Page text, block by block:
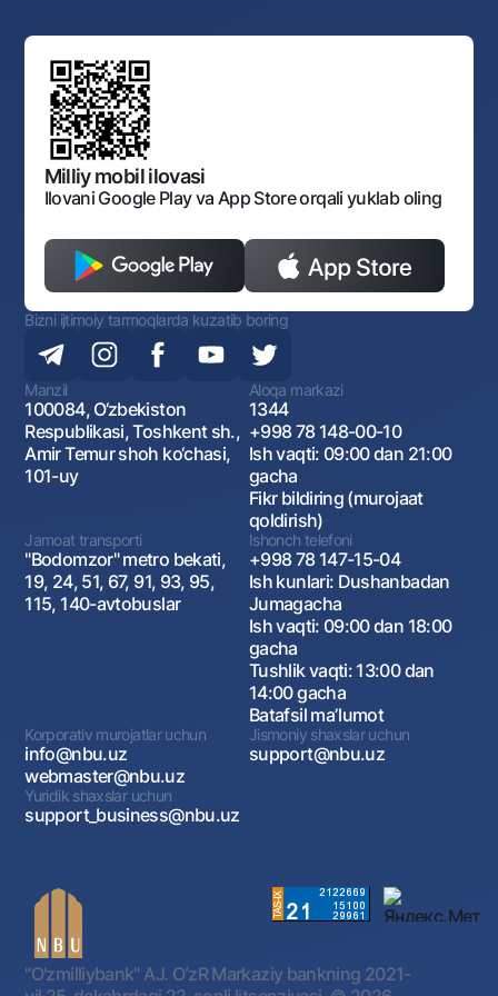
Aksilkorrupsiya
Korporativ uslub
Sayt haritasi
Ofis va bankomatlar
Shaxsiy ma'lumotlarni qayta ishlashga rozilik berish
O‘zbekiston Tasviriy san’at galereyasi
Standart shartnomalar
Normativ-huquqiy hujjatlar loyihalarini muhokama qilish
Normativ huquqiy hujjatlar
O'zbekiston Respublikasi Tashqi Iqtisodiy Faoliyat Milliy
Bankining ish tartibi va rejimi
Ochiq ma'lumotlar
Monopoliyaga qarshi komplaens
Milliy mobil ilovasi
Ilovani Google Play va App Store orqali yuklab oling
Bizni ijtimoiy tarmoqlarda kuzatib boring
Manzil
100084, O‘zbekiston
Respublikasi, Toshkent sh.,
Amir Temur shoh ko‘chasi,
101-uy
Aloqa markazi
1344
+998 78 148-00-10
Ish vaqti: 09:00 dan 21:00
gacha
Fikr bildiring (murojaat
qoldirish)
Jamoat transporti
"Bodomzor" metro bekati,
19, 24, 51, 67, 91, 93, 95,
115, 140-avtobuslar
Ishonch telefoni
+998 78 147-15-04
Ish kunlari: Dushanbadan
Jumagacha
Ish vaqti: 09:00 dan 18:00
gacha
Tushlik vaqti: 13:00 dan
14:00 gacha
Batafsil maʼlumot
Korporativ murojatlar uchun
info@nbu.uz
webmaster@nbu.uz
Jismoniy shaxslar uchun
support@nbu.uz
Yuridik shaxslar uchun
support_business@nbu.uz
"O'zmilliybank" AJ. OʻzR Markaziy bankning 2021-